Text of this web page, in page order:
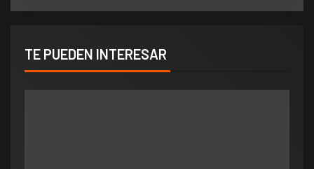
TE PUEDEN INTERESAR